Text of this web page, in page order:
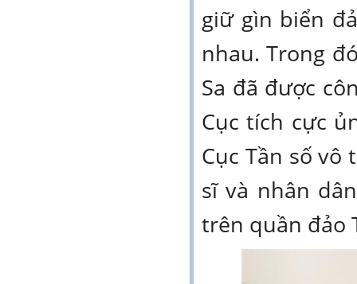
giữ gìn biển
nhau. Trong
Sa đã được
Cục tích cực
Cục Tần số
sĩ và nhân
trên quần đảo